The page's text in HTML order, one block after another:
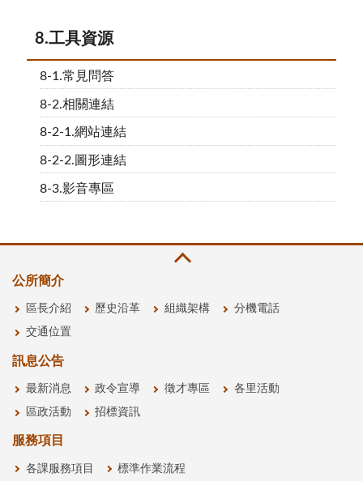
8.工具資源
8-1.常見問答
8-2.相關連結
8-2-1.網站連結
8-2-2.圖形連結
8-3.影音專區
公所簡介
區長介紹 歷史沿革 組織架構 分機電話
交通位置
訊息公告
最新消息 政令宣導 徵才專區 各里活動
區政活動 招標資訊
服務項目
各課服務項目 標準作業流程